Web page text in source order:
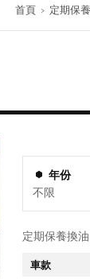
首頁 › 定期保養
年份
不限
定期保養換
車款